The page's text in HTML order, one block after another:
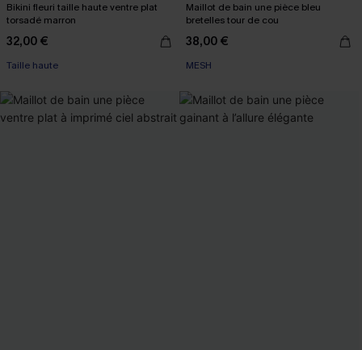
Bikini fleuri taille haute ventre plat
torsadé marron
32,00 €
Taille haute
Maillot de bain une pièce bleu
bretelles tour de cou
38,00 €
MESH